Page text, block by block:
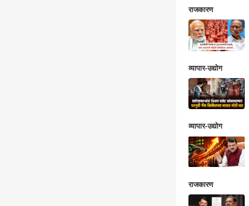
राजकारण
व्यापार-उद्योग
व्यापार-उद्योग
राजकारण